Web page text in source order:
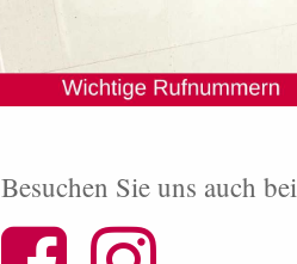
Besuchen Sie uns auch bei